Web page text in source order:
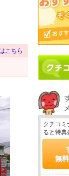
こちら
クチコミ
ると特典
無